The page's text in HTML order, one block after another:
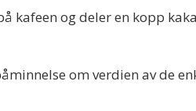
kafeen og deler en kopp
om verdien av de